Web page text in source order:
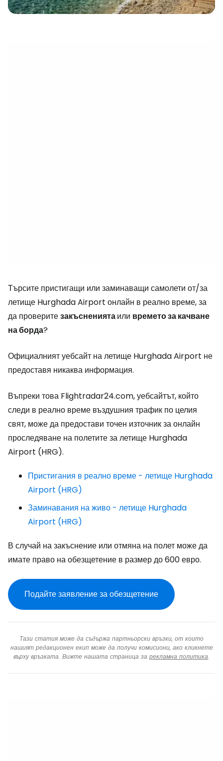
Търсите пристигащи или заминаващи самолети от/за
летище Hurghada Airport онлайн в реално време, за
да проверитезакъснениятаили времето за качване
на борда?
Официалният уебсайт на летище Hurghada Airport не
предоставя никаква информация.
Въпреки това Flightradar24.com, уебсайтът, който
следи в реално време въздушния трафик по целия
свят, може да предостави точен източник за онлайн
проследяване на полетите за летище Hurghada
Airport (HRG).
Пристигания в реално време - летище Hurghada
Airport (HRG)
Заминавания на живо - летище Hurghada
Airport (HRG)
В случай на закъснение или отмяна на полет може да
имате право на обезщетение в размер до 600 евро.
Подайте заявление за обезщетение
Тази статия може да съдържа партньорски връзки, от които
нашият редакционен екип може да получи комисиони, ако кликнете
върху връзката. Вижте нашата страница за рекламна политика.